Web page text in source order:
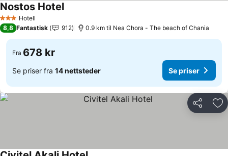
3 StjernerHotell
Nostos HotelSe priser
8,8 Fantastisk 912 0.9 km til Nea Chora - The beach of Chania
Fra 678 kr
Se priser fra 14 nettsteder Se priser
Del